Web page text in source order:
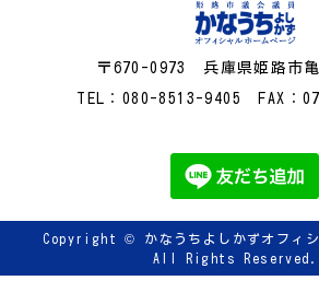
〒670-0973 兵庫県姫路市
TEL：080-8513-9405 FAX：
Copyright ©
かなうちよしかずオフィ
All Rights Reserved.